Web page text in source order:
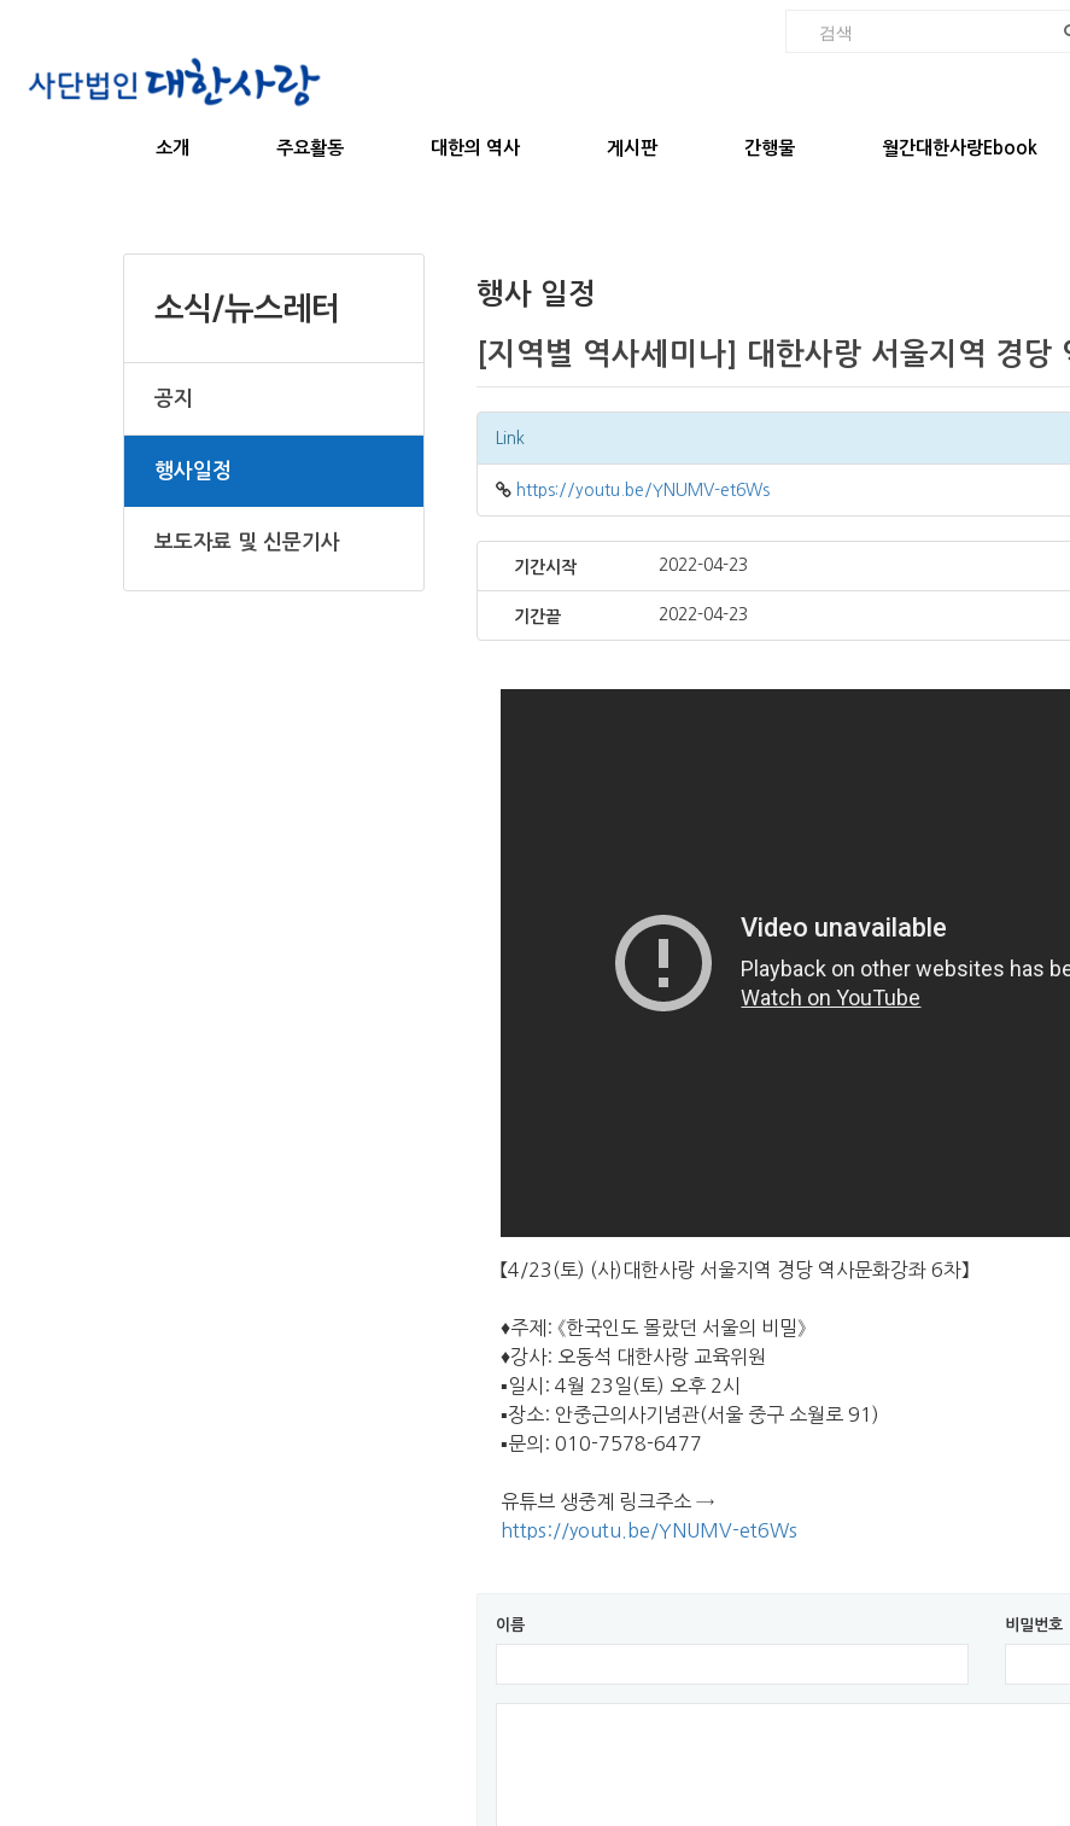
소개 주요활동 대한의 역사 게시판 간행물 월간대한사랑Ebook
소식/뉴스레터
공지
행사일정
보도자료 및 신문기사
행사 일정
[지역별 역사세미나] 대한사랑 서울지역 경당
Link
https://youtu.be/YNUMV-et6Ws
기간시작 2022-04-23
기간끝 2022-04-23
【4/23(토) (사)대한사랑 서울지역 경당 역사문화강좌 6차】
♦주제: 《한국인도 몰랐던 서울의 비밀》
♦강사: 오동석 대한사랑 교육위원
▪일시: 4월 23일(토) 오후 2시
▪장소: 안중근의사기념관(서울 중구 소월로 91)
▪문의: 010-7578-6477
유튜브 생중계 링크주소 →
https://youtu.be/YNUMV-et6Ws
이름 비밀번호